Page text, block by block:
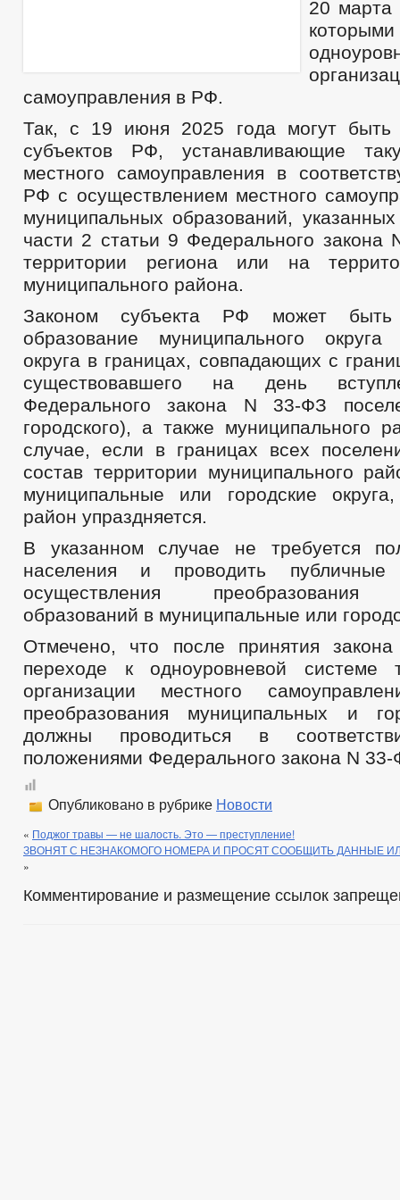
_
МУНИЦИПАЛЬНЫЕ УСЛУГИ
ЕДИНЫЙ ПОРТАЛ ГОСУДАРСТВЕННЫХ И
ПРИЕМ ГРАЖДАН
ОБРАЩЕНИЕ К ГЛАВЕ
ОБЗОРЫ ОБРАЩЕНИЙ ГРАЖДАН
ФОРМА
РЕГЛАМЕНТ РАССМОТРЕНИЯ ОБРАЩЕНИЙ
20 марта
самоуправления в РФ.
Так, с 19 июня 2025 года могут быть
субъектов РФ, устанавливающие
местного самоуправления в
РФ с осуществлением местного
муниципальных образований,
части 2 статьи 9 Федерального закона
территории региона или на
муниципального района.
Законом субъекта РФ может быть
образование муниципального округа
округа в границах, совпадающих с
существовавшего на день
Федерального закона N 33-ФЗ
городского), а также муниципального
случае, если в границах всех
состав территории муниципального
муниципальные или городские
район упраздняется.
В указанном случае не требуется
населения и проводить
осуществления преобразования
образований в муниципальные или
Отмечено, что после принятия
переходе к одноуровневой системе
организации местного
преобразования муниципальных и
должны проводиться в
положениями Федерального закона N
Опубликовано в рубрике Новости
« Поджог травы — не шалость. Это — преступление!
ЗВОНЯТ С НЕЗНАКОМОГО НОМЕРА И ПРОСЯТ СООБЩИТЬ ДАННЫЕ
»
Комментирование и размещение ссылок